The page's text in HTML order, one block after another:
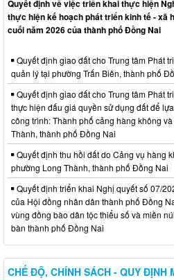
Quyết định về việc triển khai thực hiện
thực hiện kế hoạch phát triển kinh tế - xã
cuối năm 2026 của thành phố Đồng Nai
Quyết định giao đất cho Trung tâm Phát
quản lý tại phường Trấn Biên, thành phố
Quyết định giao đất cho Trung tâm Phát
thực hiện đấu giá quyền sử dụng đất để
công trình: Thành phố cảng hàng không
Thành, thành phố Đồng Nai
Quyết định thu hồi đất do Cảng vụ hàng
phường Long Thành, thành phố Đồng Nai
Quyết định triển khai Nghị quyết số 07/
của Hội đồng nhân dân thành phố Đồng
vùng đồng bào dân tộc thiểu số và miền
bàn thành phố Đồng Nai
CHẾ ĐỘ, CHÍNH SÁCH - QUY ĐỊNH